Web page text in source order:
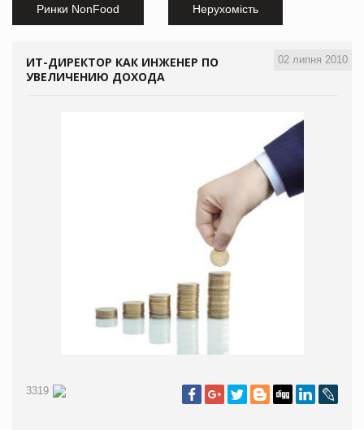
Ринки NonFood Нерухомість
02 липня 2010
ИТ-ДИРЕКТОР КАК ИНЖЕНЕР ПО
УВЕЛИЧЕНИЮ ДОХОДА
3319